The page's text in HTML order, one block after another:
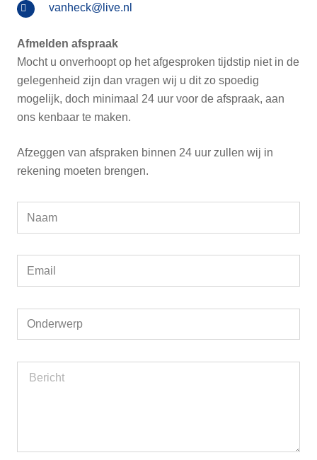
vanheck@live.nl
Afmelden afspraak
Mocht u onverhoopt op het afgesproken tijdstip niet in de
gelegenheid zijn dan vragen wij u dit zo spoedig
mogelijk, doch minimaal 24 uur voor de afspraak, aan
ons kenbaar te maken.
Afzeggen van afspraken binnen 24 uur zullen wij in
rekening moeten brengen.